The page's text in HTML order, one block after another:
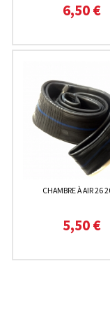
6,50 €
CHAMBRE À AIR 26
5,50 €